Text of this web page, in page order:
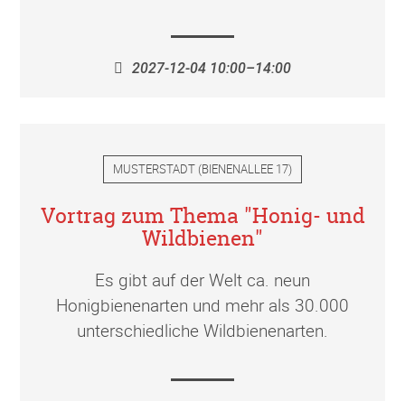
2027-12-04 10:00–14:00
MUSTERSTADT (BIENENALLEE 17)
Vortrag zum Thema "Honig- und
Wildbienen"
Es gibt auf der Welt ca. neun
Honigbienenarten und mehr als 30.000
unterschiedliche Wildbienenarten.